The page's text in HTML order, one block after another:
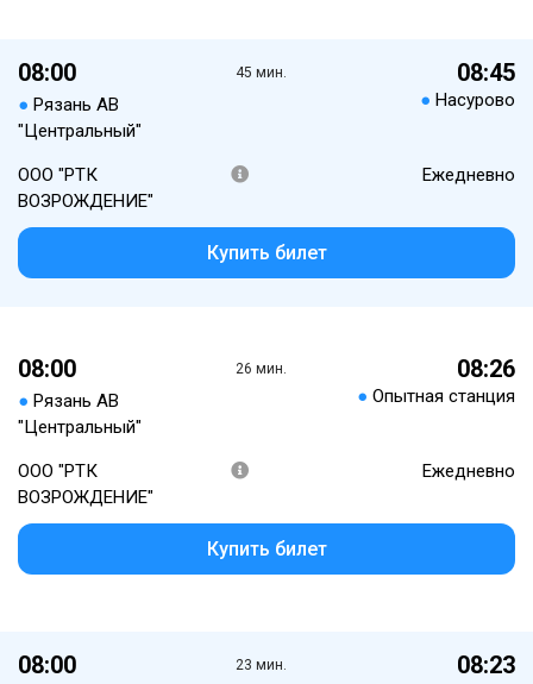
08:00
● Рязань АВ
"Центральный"
45 мин. 08:45
● Насурово
ООО "РТК
ВОЗРОЖДЕНИЕ"
Ежедневно
Купить билет
08:00
● Рязань АВ
"Центральный"
26 мин. 08:26
● Опытная станция
ООО "РТК
ВОЗРОЖДЕНИЕ"
Ежедневно
Купить билет
08:00 23 мин. 08:23